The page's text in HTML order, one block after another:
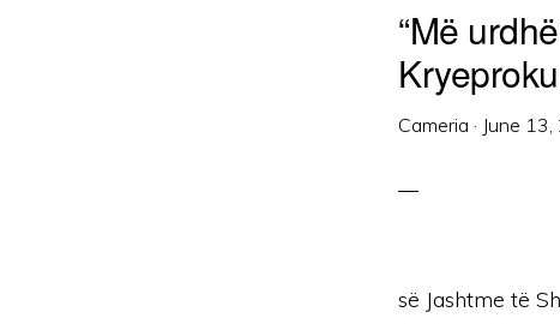
“Më
Cameria · June
së Jashtme të